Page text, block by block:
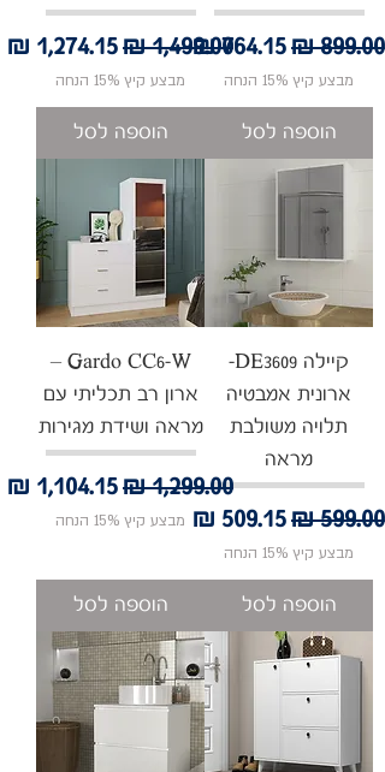
מחיר רגילמחיר מבצע
מבצע קיץ 15% הנחה
הוספה לסל
מחיר רגיל מחיר
מבצע קיץ 15% הנחה
הוספה לסל
קיילה DE3609-
ארונית אמבטיה
תלויה משולבת
מראה
מחיר רגילמחיר מבצע
מבצע קיץ 15% הנחה
הוספה לסל
Gardo CC6-W –
ארון רב תכליתי עם
מראה ושידת מגירות
מחיר רגיל מחיר
מבצע קיץ 15% הנחה
הוספה לסל